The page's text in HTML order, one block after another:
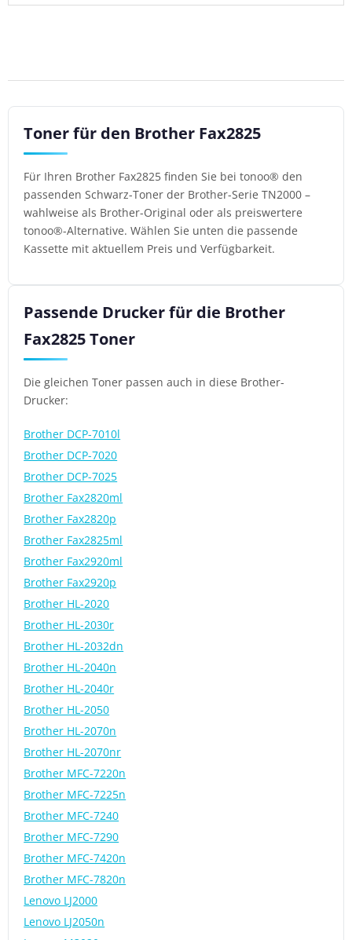
Toner für den Brother Fax2825
Für Ihren Brother Fax2825 finden Sie bei tonoo® den
passenden Schwarz-Toner der Brother-Serie TN2000 –
wahlweise als Brother-Original oder als preiswertere
tonoo®-Alternative. Wählen Sie unten die passende
Kassette mit aktuellem Preis und Verfügbarkeit.
Passende Drucker für die Brother
Fax2825 Toner
Die gleichen Toner passen auch in diese Brother-
Drucker:
Brother DCP-7010l
Brother DCP-7020
Brother DCP-7025
Brother Fax2820ml
Brother Fax2820p
Brother Fax2825ml
Brother Fax2920ml
Brother Fax2920p
Brother HL-2020
Brother HL-2030r
Brother HL-2032dn
Brother HL-2040n
Brother HL-2040r
Brother HL-2050
Brother HL-2070n
Brother HL-2070nr
Brother MFC-7220n
Brother MFC-7225n
Brother MFC-7240
Brother MFC-7290
Brother MFC-7420n
Brother MFC-7820n
Lenovo LJ2000
Lenovo LJ2050n